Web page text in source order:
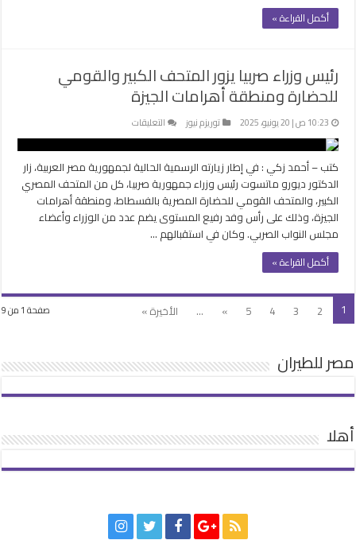
أكمل القراءة »
رئيس وزراء صربيا يزور المتحف الكبير والقومي
للحضارة ومنطقة أهرامات الجيزة
10:23 ص | 20 يونيو، 2025 توريزم نيوز التعليقات
رئيس
وزراء
صربيا
يزور
المتحف
الكبير
الجيزة
كتب – أحمد زكي : في إطار زيارته الرسمية الحالية لجمهورية مصر العربية، زار
الدكتور ديورو ماتسوت رئيس وزراء جمهورية صربيا، كل من المتحف المصري
الكبير، والمتحف القومي للحضارة المصرية بالفسطاط، ومنطقة أهرامات
الجيزة، وذلك على رأس وفد رفيع المستوى يضم عدد من الوزراء وأعضاء
مجلس النواب الصربي. وكان في استقبالهم …
أكمل القراءة »
صفحة 1 من 9 1
2
3
4
5
»
... الأخيرة »
مصر للطيران
أهلا